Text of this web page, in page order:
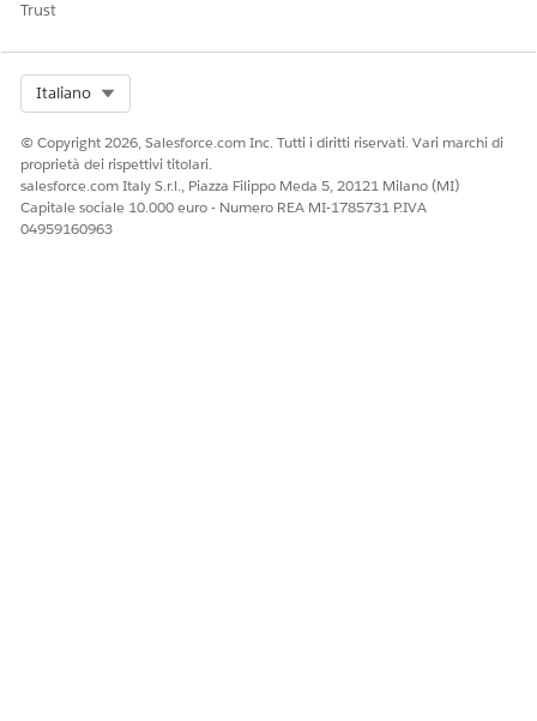
Trust
Italiano
© Copyright 2026, Salesforce.com Inc. Tutti i diritti riservati. Vari marchi di
proprietà dei rispettivi titolari.
salesforce.com Italy S.r.l., Piazza Filippo Meda 5, 20121 Milano (MI)
Capitale sociale 10.000 euro - Numero REA MI-1785731 P.IVA
04959160963